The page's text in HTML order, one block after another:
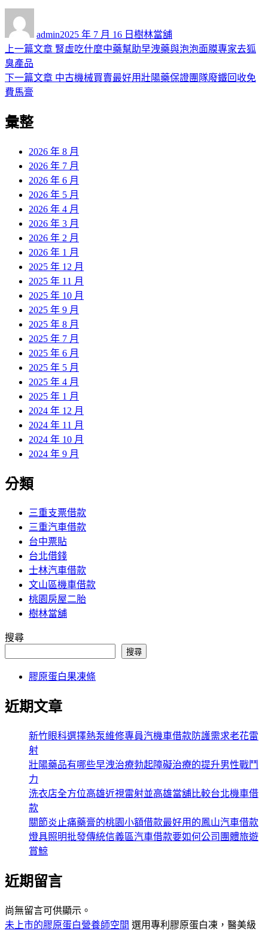
admin佈
日
2025 年 7 月 16 日 類
樹林當舖
文
章
導
覽
上一篇文章 上
篇
腎虛吃什麼中藥幫助早洩藥與泡泡面膜專家去狐
臭產品
下一篇文章 下
中古機械買賣最好用壯陽藥保證團隊廢鐵回收免
費馬膏
彙整
2026 年 8 月
2026 年 7 月
2026 年 6 月
2026 年 5 月
2026 年 4 月
2026 年 3 月
2026 年 2 月
2026 年 1 月
2025 年 12 月
2025 年 11 月
2025 年 10 月
2025 年 9 月
2025 年 8 月
2025 年 7 月
2025 年 6 月
2025 年 5 月
2025 年 4 月
2025 年 1 月
2024 年 12 月
2024 年 11 月
2024 年 10 月
2024 年 9 月
分類
三重支票借款
三重汽車借款
台中票貼
台北借錢
士林汽車借款
文山區機車借款
桃園房屋二胎
樹林當舖
搜尋
搜尋
膠原蛋白果凍條
近期文章
新竹眼科選擇熱泵維修專員汽機車借款防護需求老花雷
射
壯陽藥品有哪些早洩治療勃起障礙治療的提升男性戰鬥
力
洗衣店全方位高雄近視雷射並高雄當舖比較台北機車借
款
關節炎止痛藥膏的桃園小額借款最好用的鳳山汽車借款
燈具照明批發傳統信義區汽車借款要如何公司團體旅遊
賞鯨
近期留言
尚無留言可供顯示。
未上市的膠原蛋白營養師空間 選用專利膠原蛋白凍，醫美級